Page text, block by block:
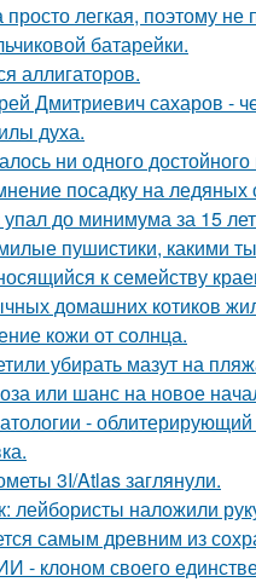
легкая, поэтому не
батарейки.
аллигаторов.
Дмитриевич сахаров -
духа.
ни одного достойного
посадку на
до минимума за 15
пушистики, какими
к семейству
домашних котиков
кожи от солнца.
убирать мазут на
или шанс на новое
- облитерирующий
3I/Atlas заглянули.
лейбористы наложили
самым древним из
- клоном своего